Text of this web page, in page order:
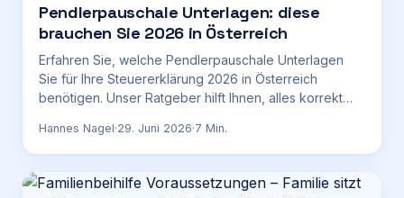
Pendlerpauschale Unterlagen: diese
brauchen Sie 2026 in Österreich
Erfahren Sie, welche Pendlerpauschale Unterlagen
Sie für Ihre Steuererklärung 2026 in Österreich
benötigen. Unser Ratgeber hilft Ihnen, alles korrekt
Hannes Nagel·29. Juni 2026·7 Min.